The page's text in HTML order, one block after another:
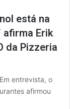
está na
afirma Erik
da Pizzeria
entrevista, o
afirmou